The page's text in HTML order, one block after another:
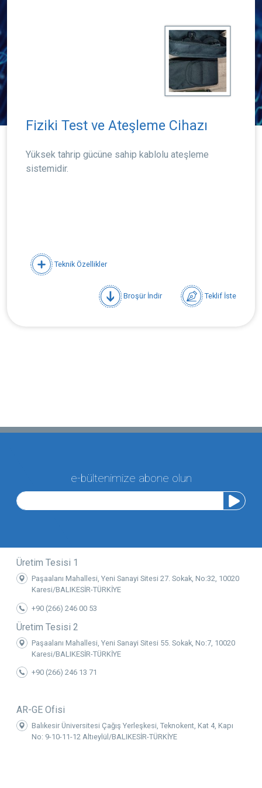
Fiziki Test ve Ateşleme Cihazı
Yüksek tahrip gücüne sahip kablolu ateşleme
sistemidir.
Teknik Özellikler
Broşür İndir Teklif İste
e-bültenimize abone olun
Üretim Tesisi 1
Paşaalanı Mahallesi, Yeni Sanayi Sitesi 27. Sokak, No:32, 10020
Karesi/BALIKESİR-TÜRKİYE
+90 (266) 246 00 53
Üretim Tesisi 2
Paşaalanı Mahallesi, Yeni Sanayi Sitesi 55. Sokak, No:7, 10020
Karesi/BALIKESİR-TÜRKİYE
+90 (266) 246 13 71
AR-GE Ofisi
Balıkesir Üniversitesi Çağış Yerleşkesi, Teknokent, Kat 4, Kapı
No: 9-10-11-12 Altıeylül/BALIKESİR-TÜRKİYE